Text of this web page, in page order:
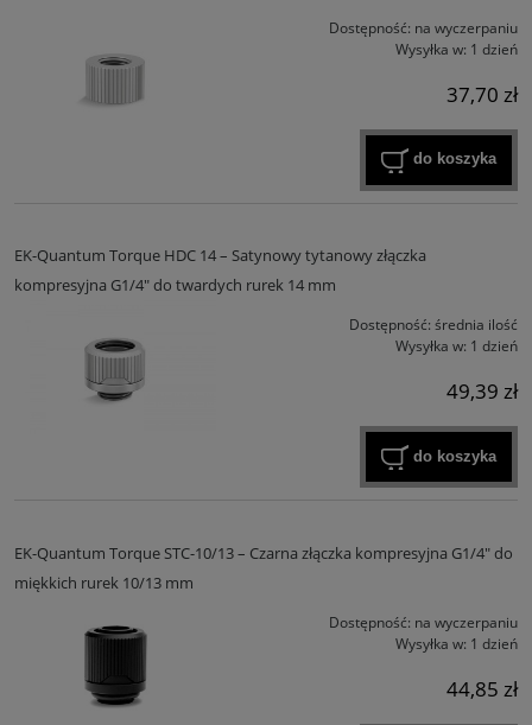
Dostępność: na wyczerpaniu
Wysyłka w: 1 dzień
37,70 zł
do koszyka
EK-Quantum Torque HDC 14 – Satynowy tytanowy złączka
kompresyjna G1/4" do twardych rurek 14 mm
Dostępność: średnia ilość
Wysyłka w: 1 dzień
49,39 zł
do koszyka
EK-Quantum Torque STC-10/13 – Czarna złączka kompresyjna G1/4" do
miękkich rurek 10/13 mm
Dostępność: na wyczerpaniu
Wysyłka w: 1 dzień
44,85 zł